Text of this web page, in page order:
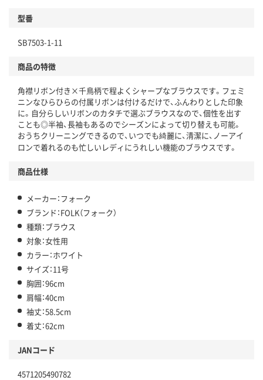
型番
SB7503-1-11
商品の特徴
角襟リボン付き×千鳥柄で程よくシャープなブラウスです。フェミ
ニンなひらひらの付属リボンは付けるだけで、ふんわりとした印象
に。自分らしいリボンのカタチで選ぶブラウスなので、個性を出す
ことも◎半袖、長袖もあるのでシーズンによって切り替えも可能。
おうちクリーニングできるので、いつでも綺麗に、清潔に、ノーアイ
ロンで着れるのも忙しいレディにうれしい機能のブラウスです。
商品仕様
メーカー：フォーク
ブランド：FOLK（フォーク）
種類：ブラウス
対象：女性用
カラー：ホワイト
サイズ：11号
胸囲：96cm
肩幅：40cm
袖丈：58.5cm
着丈：62cm
JANコード
4571205490782